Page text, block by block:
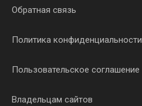
Обратная связь
Политика конфиденциальности
Пользовательское соглашение
Владельцам сайтов